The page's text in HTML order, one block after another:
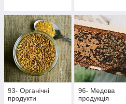
93- Органічні
продукти
96- Медова
продукція